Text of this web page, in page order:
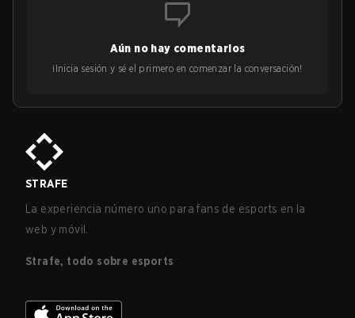
Aún no hay comentarios
¡Inicia sesión y sé el primero en comenzar la conversación!
STRAFE
La experiencia número uno para fans de esports en la
web y móvil.
Strafe, todo sobre esports